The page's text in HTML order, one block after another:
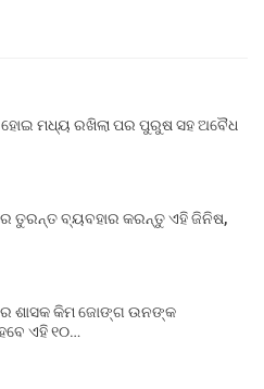
ହୋଇ ମଧ୍ୟ ରଖିଲା ପର ପୁରୁଷ ସହ ଅବୈଧ
ତୁରନ୍ତ ବ୍ୟବହାର କରନ୍ତୁ ଏହି ଜିନିଷ,
ଶାସକ କିମ ଜୋଙ୍ଗ ଉନଙ୍କ
ଏହି ୧୦…